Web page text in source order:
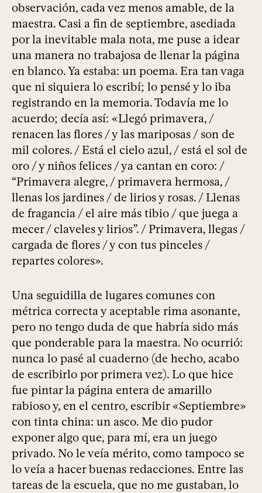
observación, cada vez menos amable, de la
maestra. Casi a fin de septiembre, asediada
por la inevitable mala nota, me puse a idear
una manera no trabajosa de llenar la página
en blanco. Ya estaba: un poema. Era tan vaga
que ni siquiera lo escribí; lo pensé y lo iba
registrando en la memoria. Todavía me lo
acuerdo; decía así: «Llegó primavera, /
renacen las flores / y las mariposas / son de
mil colores. / Está el cielo azul, / está el sol de
oro / y niños felices / ya cantan en coro: /
“Primavera alegre, / primavera hermosa, /
llenas los jardines / de lirios y rosas. / Llenas
de fragancia / el aire más tibio / que juega a
mecer / claveles y lirios”. / Primavera, llegas /
cargada de flores / y con tus pinceles /
repartes colores».
Una seguidilla de lugares comunes con
métrica correcta y aceptable rima asonante,
pero no tengo duda de que habría sido más
que ponderable para la maestra. No ocurrió:
nunca lo pasé al cuaderno (de hecho, acabo
de escribirlo por primera vez). Lo que hice
fue pintar la página entera de amarillo
rabioso y, en el centro, escribir «Septiembre»
con tinta china: un asco. Me dio pudor
exponer algo que, para mí, era un juego
privado. No le veía mérito, como tampoco se
lo veía a hacer buenas redacciones. Entre las
tareas de la escuela, que no me gustaban, lo